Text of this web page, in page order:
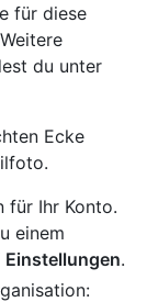
für diese
du unter
Ecke
für Ihr Konto.
einem
Einstellungen.